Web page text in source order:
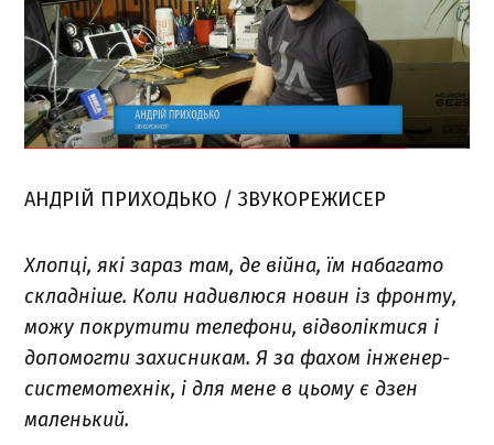
АНДРІЙ ПРИХОДЬКО / ЗВУКОРЕЖИСЕР
Хлопці, які зараз там, де війна, їм набагато
складніше. Коли надивлюся новин із фронту,
можу покрутити телефони, відволіктися і
допомогти захисникам. Я за фахом інженер-
системотехнік, і для мене в цьому є дзен
маленький.